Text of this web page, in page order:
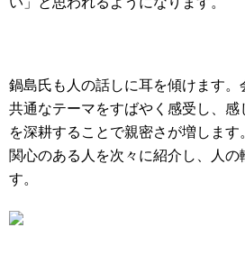
鍋島氏も人の話しに耳を傾けます
共通なテーマをすばやく感受し、感
を深耕することで親密さが増します
関心のある人を次々に紹介し、人の
す。